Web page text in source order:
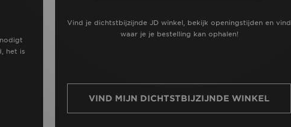
het is
Vind je dichtstbijzijnde JD winkel, bekijk openingstijden en vind
waar je je bestelling kan ophalen!
VIND MIJN DICHTSTBIJZIJNDE WINKEL